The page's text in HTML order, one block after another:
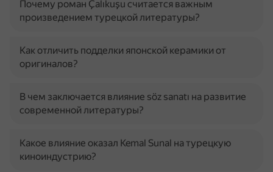
Почему роман Çalıkuşu считается важным
произведением турецкой литературы?
Как отличить подделки японской керамики от
оригиналов?
В чем заключается влияние söz sanatı на развитие
современной литературы?
Какое влияние оказал Kemal Sunal на турецкую
киноиндустрию?